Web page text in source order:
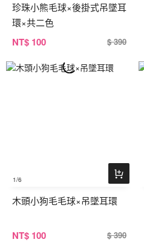
珍珠小熊毛球×後掛式吊墜耳
環×共二色
NT$ 100 $ 390
1/6
木頭小狗毛毛球×吊墜耳環
NT$ 100 $ 390